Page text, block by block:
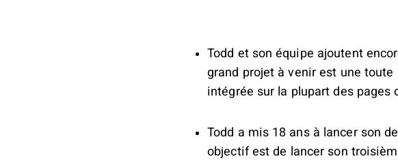
Todd et son équipe ajoutent
grand projet à venir est une
intégrée sur la plupart des pages
Todd a mis 18 ans à lancer son
objectif est de lancer son